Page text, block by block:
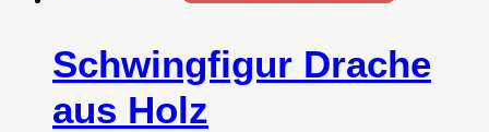
Schwingfigur Drache
aus Holz